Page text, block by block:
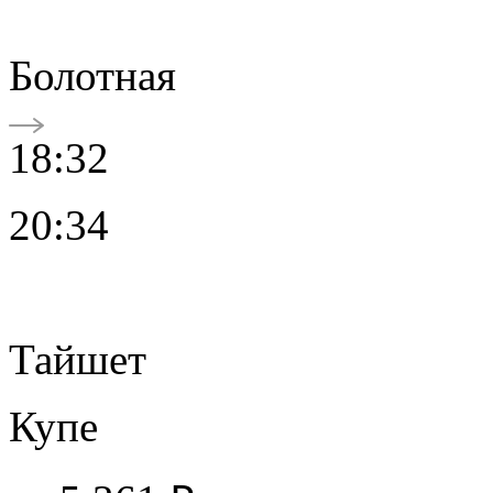
Болотная
18:32
20:34
Тайшет
Купе